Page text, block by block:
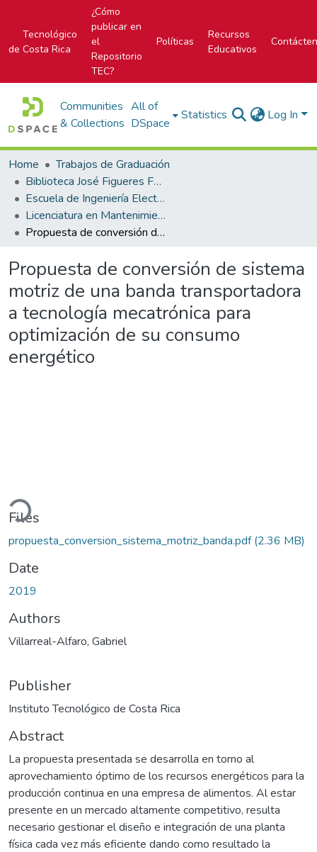
Tecnológico
de Costa Rica
¿Cómo
publicar en
el
Repositorio
TEC?
Políticas
Recursos
Educativos
Communities
& Collections
All of
DSpace
Statistics Log In
Home
Trabajos de Graduación
Biblioteca José Figueres Ferrer
Escuela de Ingeniería Electromecánica
Licenciatura en Mantenimiento Industrial
Propuesta de conversión de sistema motriz de una banda transportadora a tecnología mecatrónica para optimización de su consumo energético
Propuesta de conversión de sistema
motriz de una banda transportadora
a tecnología mecatrónica para
optimización de su consumo
energético
Loading...
Files
propuesta_conversion_sistema_motriz_banda.pdf(2.36 MB)
Date
2019
Authors
Villarreal-Alfaro, Gabriel
Publisher
Instituto Tecnológico de Costa Rica
Abstract
La propuesta presentada se desarrolla en torno al
aprovechamiento óptimo de los recursos energéticos para la
producción continua en una empresa de alimentos. Al estar
presente en un mercado altamente competitivo, resulta
necesario gestionar el diseño e integración de una planta
física cada vez más eficiente dando como resultado la